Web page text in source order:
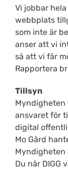
Vi jobbar
webbplats
som inte är
anser att vi
så att vi får
Rapportera
Tillsyn
Myndigheten
ansvaret för
digital
Mo Gård
Du når DIGG